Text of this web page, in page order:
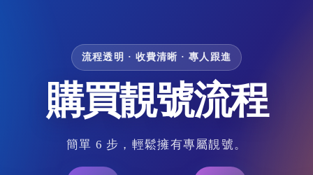
流程透明 · 收費清晰 · 專人跟進
購買靚號流程
簡單 6 步，輕鬆擁有專屬靚號。